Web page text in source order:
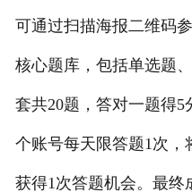
可通过扫描海报二维码
核心题库，包括单选题
套共20题，答对一题得5
个账号每天限答题1次
获得1次答题机会。最终